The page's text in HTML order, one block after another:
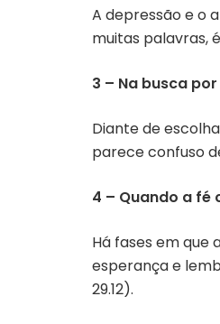
A depressão e o
muitas palavras,
3 – Na busca
Diante de
parece confuso
4 – Quando a fé
Há fases em que
esperança e
29.12).